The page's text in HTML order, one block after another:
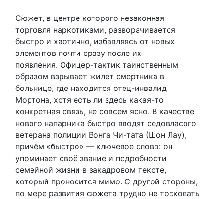
Сюжет, в центре которого незаконная
торговля наркотиками, разворачивается
быстро и хаотично, избавляясь от новых
элементов почти сразу после их
появления. Офицер-тактик таинственным
образом взрывает жилет смертника в
больнице, где находится отец-инвалид
Мортона, хотя есть ли здесь какая-то
конкретная связь, не совсем ясно. В качестве
нового напарника быстро вводят седовласого
ветерана полиции Вонга Чи-тата (Шон Лау),
причём «быстро» — ключевое слово: он
упоминает своё звание и подробности
семейной жизни в закадровом тексте,
который проносится мимо. С другой стороны,
по мере развития сюжета трудно не тосковать